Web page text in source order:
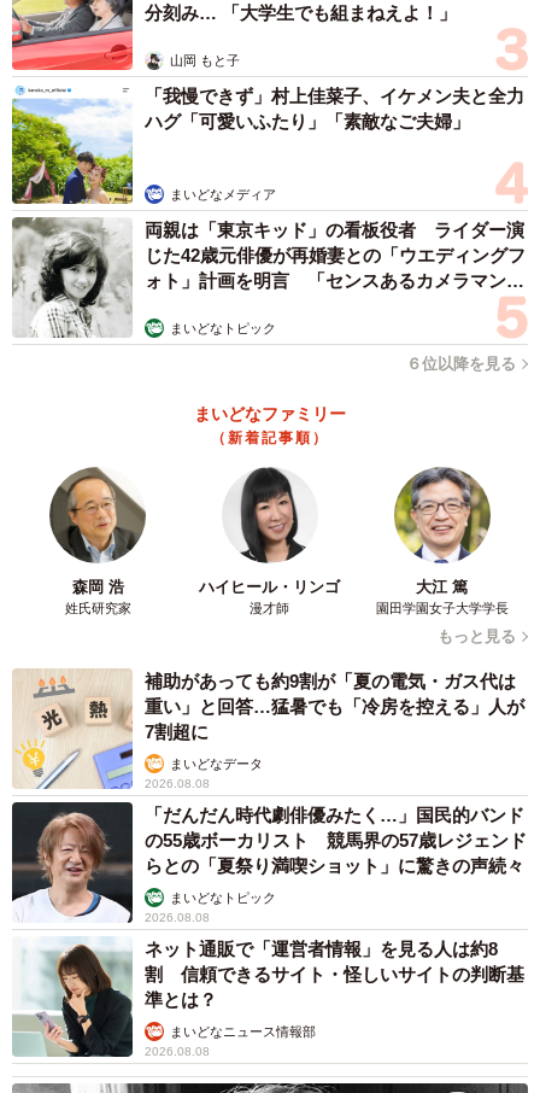
分刻み… 「大学生でも組まねえよ！」
山岡 もと子
「我慢できず」村上佳菜子、イケメン夫と全力
ハグ「可愛いふたり」「素敵なご夫婦」
まいどなメディア
両親は「東京キッド」の看板役者 ライダー演
じた42歳元俳優が再婚妻との「ウエディングフ
ォト」計画を明言 「センスあるカメラマン求
まいどなトピック
６位以降を見る
まいどなファミリー
（新着記事順）
森岡 浩
姓氏研究家
ハイヒール・リンゴ
漫才師
大江 篤
園田学園女子大学学長
もっと見る
補助があっても約9割が「夏の電気・ガス代は
重い」と回答…猛暑でも「冷房を控える」人が
7割超に
まいどなデータ
2026.08.08
「だんだん時代劇俳優みたく…」国民的バンド
の55歳ボーカリスト 競馬界の57歳レジェンド
らとの「夏祭り満喫ショット」に驚きの声続々
まいどなトピック
2026.08.08
ネット通販で「運営者情報」を見る人は約8
割 信頼できるサイト・怪しいサイトの判断基
準とは？
まいどなニュース情報部
2026.08.08